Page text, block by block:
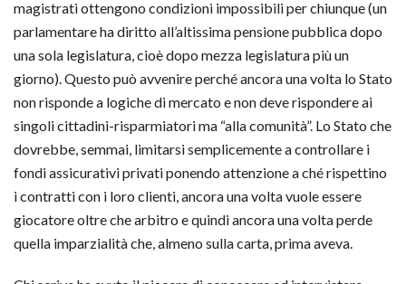
magistrati ottengono condizioni impossibili per chiunque (un
parlamentare ha diritto all’altissima pensione pubblica dopo
una sola legislatura, cioè dopo mezza legislatura più un
giorno). Questo può avvenire perché ancora una volta lo Stato
non risponde a logiche di mercato e non deve rispondere ai
singoli cittadini-risparmiatori ma “alla comunità”. Lo Stato che
dovrebbe, semmai, limitarsi semplicemente a controllare i
fondi assicurativi privati ponendo attenzione a ché rispettino
i contratti con i loro clienti, ancora una volta vuole essere
giocatore oltre che arbitro e quindi ancora una volta perde
quella imparzialità che, almeno sulla carta, prima aveva.